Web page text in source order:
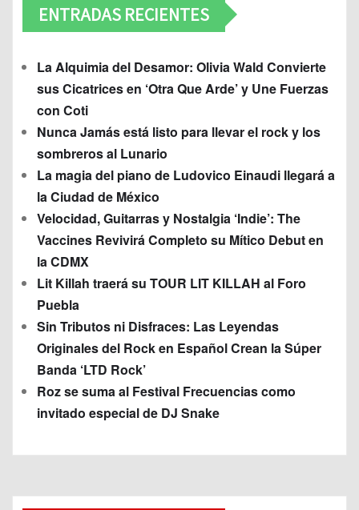
ENTRADAS RECIENTES
La Alquimia del Desamor: Olivia Wald Convierte
sus Cicatrices en ‘Otra Que Arde’ y Une Fuerzas
con Coti
Nunca Jamás está listo para llevar el rock y los
sombreros al Lunario
La magia del piano de Ludovico Einaudi llegará a
la Ciudad de México
Velocidad, Guitarras y Nostalgia ‘Indie’: The
Vaccines Revivirá Completo su Mítico Debut en
la CDMX
Lit Killah traerá su TOUR LIT KILLAH al Foro
Puebla
Sin Tributos ni Disfraces: Las Leyendas
Originales del Rock en Español Crean la Súper
Banda ‘LTD Rock’
Roz se suma al Festival Frecuencias como
invitado especial de DJ Snake